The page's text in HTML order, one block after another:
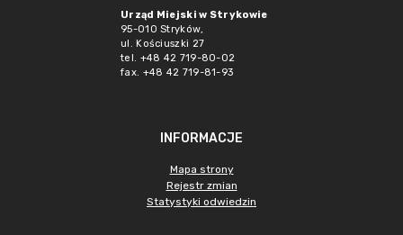
Urząd Miejski w Strykowie
95-010 Stryków,
ul. Kościuszki 27
tel. +48 42 719-80-02
fax. +48 42 719-81-93
INFORMACJE
Mapa strony
Rejestr zmian
Statystyki odwiedzin